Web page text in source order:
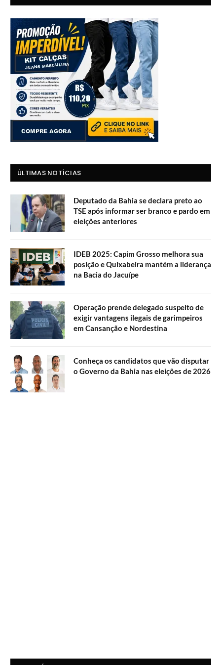
ÚLTIMAS NOTÍCIAS
Deputado da Bahia se declara preto ao
TSE após informar ser branco e pardo em
eleições anteriores
IDEB 2025: Capim Grosso melhora sua
posição e Quixabeira mantém a liderança
na Bacia do Jacuípe
Operação prende delegado suspeito de
exigir vantagens ilegais de garimpeiros
em Cansanção e Nordestina
Conheça os candidatos que vão disputar
o Governo da Bahia nas eleições de 2026